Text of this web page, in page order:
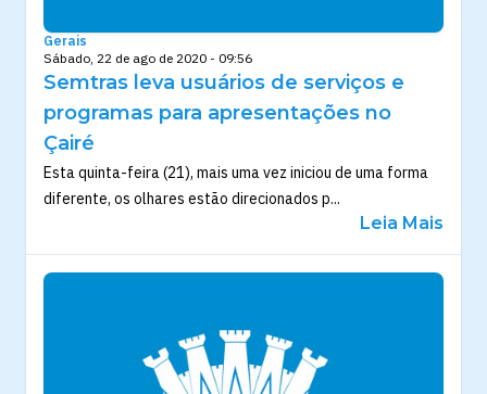
Gerais
Sábado, 22 de ago de 2020 - 09:56
Semtras leva usuários de serviços e
programas para apresentações no
Çairé
Esta quinta-feira (21), mais uma vez iniciou de uma forma
diferente, os olhares estão direcionados p...
Leia Mais